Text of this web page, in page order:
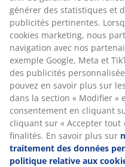
Spécifications
Avis
(288
Livraison
générer des statistiques et
publicités pertinentes.
cookies marketing, nous
navigation avec nos
exemple Google, Meta et
des publicités
pouvez en savoir plus sur
dans la section « Modifier »
consentement en cliquant
cliquant sur « Accepter tout
finalités. En savoir plus sur
traitement des données
politique relative aux